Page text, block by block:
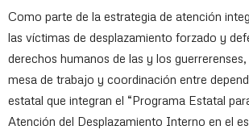
Como parte de la estrategia de atención
las víctimas de desplazamiento forzado y
derechos humanos de las y los
mesa de trabajo y coordinación entre
estatal que integran el “Programa Estatal
Atención del Desplazamiento Interno en el